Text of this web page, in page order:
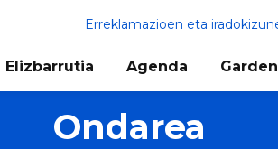
Erreklamazioen eta
Elizbarrutia Agenda
Ondarea